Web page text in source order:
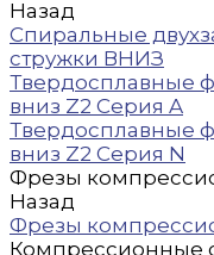
Назад
Спиральные
стружки ВНИЗ
Твердосплавные
вниз Z2 Серия A
Твердосплавные
вниз Z2 Серия N
Фрезы
Назад
Фрезы
Компрессионные